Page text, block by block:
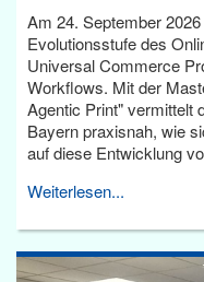
Am 24. September
Evolutionsstufe des
Universal Commerce
Workflows. Mit der
Agentic Print" vermittelt
Bayern praxisnah, wie
auf diese Entwicklung
Weiterlesen...